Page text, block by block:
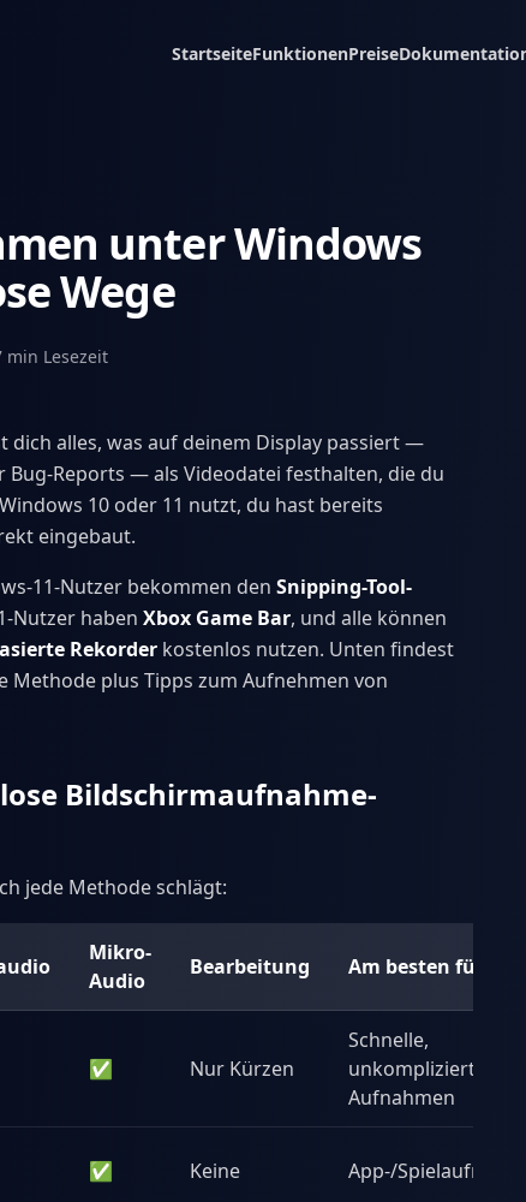
StartseiteFunktionenPreise
unter Windows
Wege
min Lesezeit
alles, was auf deinem Display passiert —
Reports — als Videodatei festhalten, die du
10 oder 11 nutzt, du hast bereits
eingebaut.
11-Nutzer bekommen den Snipping-Tool-
Nutzer haben Xbox Game Bar, und alle können
Rekorder kostenlos nutzen. Unten findest
plus Tipps zum Aufnehmen von
Bildschirmaufnahme-
jede Methode schlägt:
Mikro-
Audio
Bearbeitung Am besten für
✅ Nur Kürzen
Schnelle,
unkomplizierte
Aufnahmen
✅ Keine App-/Spielaufnahme